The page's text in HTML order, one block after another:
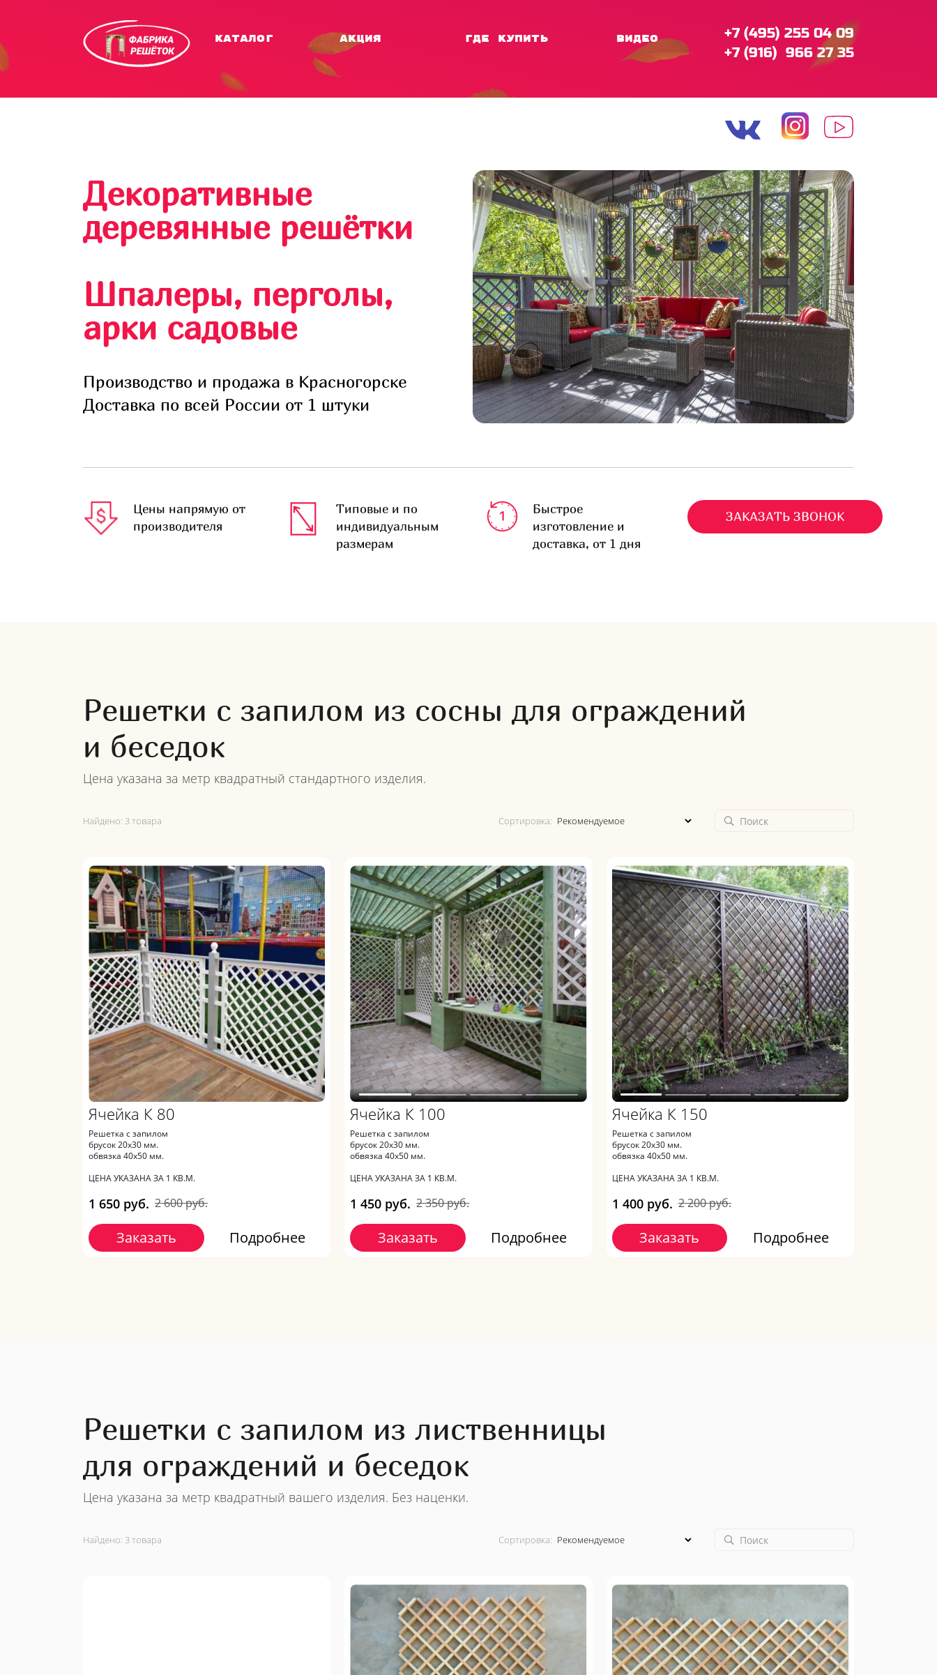
каталог акция где купить видео
+7 (495) 255 04 09
+7 (916) 966 27 35
Декоративные
деревянные решётки
Шпалеры, перголы,
арки садовые
Производство и продажа в Красногорске
Доставка по всей России от 1 штуки
Цены напрямую от
производителя
Типовые и по
индивидуальным
размерам
Быстрое
изготовление и
доставка, от 1 дня
ЗАКАЗАТЬ ЗВОНОК
Решетки с запилом из сосны для ограждений
и беседок
Цена указана за метр квадратный стандартного изделия.
Найдено: 3 товара Сортировка:
Ячейка К 80
Решетка с запилом
брусок 20х30 мм.
обвязка 40х50 мм.
ЦЕНА УКАЗАНА ЗА 1 КВ.М.
1 650 руб. 2 600 руб.
Заказать Подробнее
Ячейка К 100
Решетка с запилом
брусок 20х30 мм.
обвязка 40х50 мм.
ЦЕНА УКАЗАНА ЗА 1 КВ.М.
1 450 руб. 2 350 руб.
Заказать Подробнее
Ячейка К 150
Решетка с запилом
брусок 20х30 мм.
обвязка 40х50 мм.
ЦЕНА УКАЗАНА ЗА 1 КВ.М.
1 400 руб. 2 200 руб.
Заказать Подробнее
Решетки с запилом из лиственницы
для ограждений и беседок
Цена указана за метр квадратный вашего изделия. Без наценки.
Найдено: 3 товара Сортировка: